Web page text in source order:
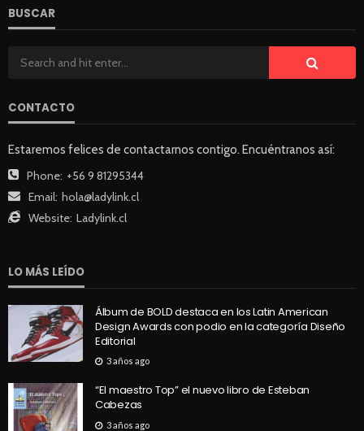
BUSCAR
CONTACTO
Estaremos felices de contactarnos contigo. Encuéntranos así:
Phone: +56 9 81295344
Email: hola@ladylink.cl
Website: Ladylink.cl
LO MÁS LEÍDO
Álbum de BOLD destaca en los Latin American
Design Awards con podio en la categoría Diseño
Editorial
3 años ago
“El maestro Top” el nuevo libro de Esteban
Cabezas
3 años ago